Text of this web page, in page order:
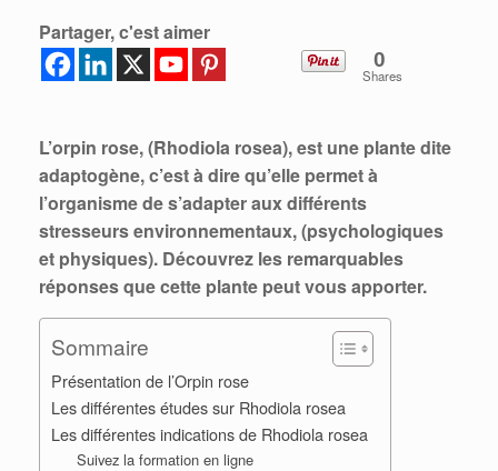
Partager, c'est aimer
0
Shares
L’orpin rose, (Rhodiola rosea), est une plante dite
adaptogène, c’est à dire qu’elle permet à
l’organisme de s’adapter aux différents
stresseurs environnementaux, (psychologiques
et physiques). Découvrez les remarquables
réponses que cette plante peut vous apporter.
Sommaire
Présentation de l’Orpin rose
Les différentes études sur Rhodiola rosea
Les différentes indications de Rhodiola rosea
Suivez la formation en ligne